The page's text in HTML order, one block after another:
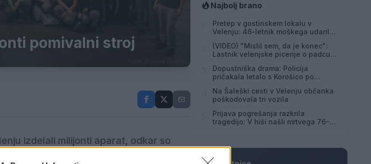
pomivalni stroj
izdelali milijonti aparat, odkar so
Najbolj brano
Pretep v gostinskem lokalu v
Velenju: 46-letnik moškega udaril s
(VIDEO) "Mislil sem, da je konec":
Lastnik velenjske picerije o padcu s
Dopustniška drama: Policija
pričakala letalo s Korošico po
Na Šaleški cesti v Velenju občanka
poškodovala tri vozila
Prijava pogrešanja razkrila
tragedijo: V hiši našli mrtvega 76-